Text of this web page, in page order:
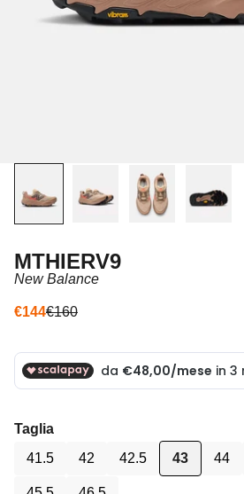
MTHIERV9
New Balance
Prezzo scontato
€144Prezzo
€160
Taglia
41.5
42 42.5 43 44